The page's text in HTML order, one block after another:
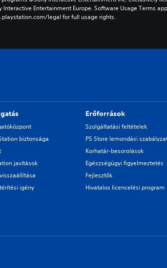
Interactive Entertainment Europe. Software Usage Terms
legal for full usage rights.
biztonsága
javítások
igény
Erőforrások
Szolgáltatási feltételek
PS Store lemondási
Korhatár-besorolások
Egészségügyi figyelmeztetés
Fejlesztők
Hivatalos licencelési program